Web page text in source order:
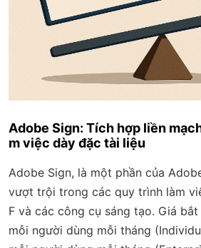
Adobe Sign: Tích hợp liền
m việc dày đặc tài liệu
Adobe Sign, là một phần của
vượt trội trong các quy trình làm
F và các công cụ sáng tạo. Giá
mỗi người dùng mỗi tháng